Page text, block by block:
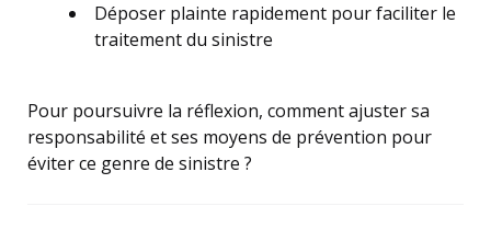
Déposer plainte rapidement pour faciliter le
traitement du sinistre
Pour poursuivre la réflexion, comment ajuster sa
responsabilité et ses moyens de prévention pour
éviter ce genre de sinistre ?